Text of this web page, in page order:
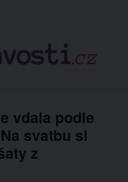
vdala podle
svatbu si
z